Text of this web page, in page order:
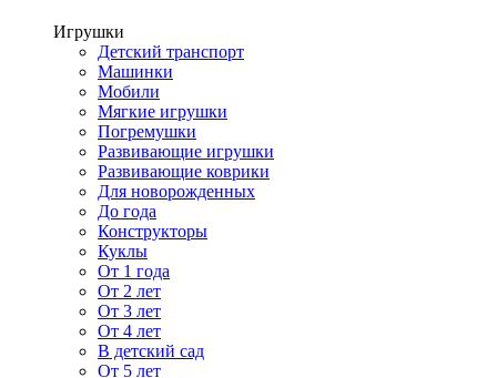
Игрушки
Детский транспорт
Машинки
Мобили
Мягкие игрушки
Погремушки
Развивающие игрушки
Развивающие коврики
Для новорожденных
До года
Конструкторы
Куклы
От 1 года
От 2 лет
От 3 лет
От 4 лет
В детский сад
От 5 лет